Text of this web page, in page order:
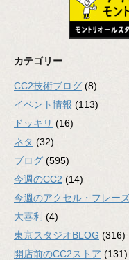
カテゴリー
CC2技術ブログ (8)
イベント情報 (113)
ドッキリ (16)
ネタ (32)
ブログ (595)
今週のCC2 (14)
今週のアクセル・フレー
大喜利 (4)
東京スタジオBLOG (316)
開店前のCC2ストア (131)